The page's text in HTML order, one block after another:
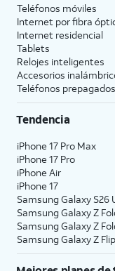
Teléfonos móviles
Internet por fibra
Internet residencial
Tablets
Relojes inteligentes
Accesorios
Teléfonos prepagados
Tendencia
iPhone 17 Pro Max
iPhone 17 Pro
iPhone Air
iPhone 17
Samsung Galaxy S26
Samsung Galaxy Z
Samsung Galaxy Z
Samsung Galaxy Z